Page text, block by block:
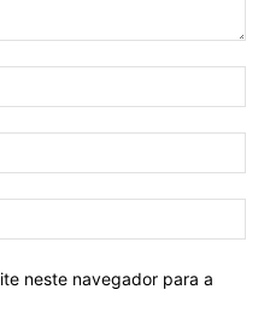
neste navegador para a